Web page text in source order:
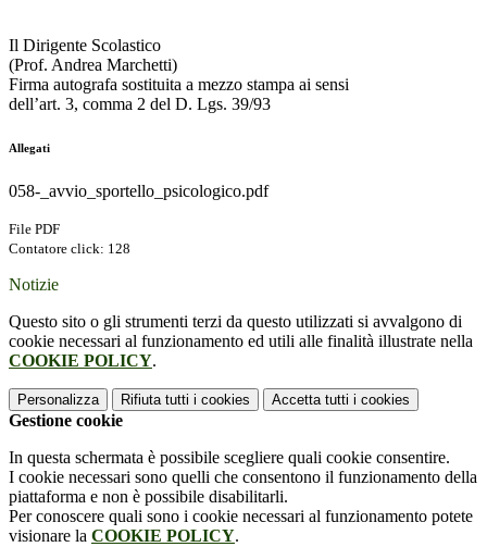
Il Dirigente Scolastico
(Prof. Andrea Marchetti)
Firma autografa sostituita a mezzo stampa ai sensi
dell’art. 3, comma 2 del D. Lgs. 39/93
Allegati
058-_avvio_sportello_psicologico.pdf
File PDF
Contatore click: 128
Notizie
Questo sito o gli strumenti terzi da questo utilizzati si avvalgono di
cookie necessari al funzionamento ed utili alle finalità illustrate nella
COOKIE POLICY.
Personalizza Rifiuta tutti i cookies Accetta tutti i cookies
Gestione cookie
In questa schermata è possibile scegliere quali cookie consentire.
I cookie necessari sono quelli che consentono il funzionamento della
piattaforma e non è possibile disabilitarli.
Per conoscere quali sono i cookie necessari al funzionamento potete
visionare la COOKIE POLICY.